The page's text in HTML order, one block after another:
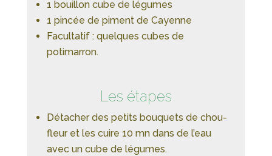
1 bouillon cube de légumes
1 pincée de piment de Cayenne
Facultatif : quelques cubes de
potimarron.
Les étapes
Détacher des petits bouquets de chou-
fleur et les cuire 10 mn dans de l’eau
avec un cube de légumes.